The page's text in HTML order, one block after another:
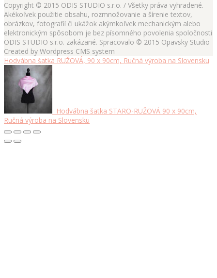
Copyright © 2015 ODIS STUDIO s.r.o. / Všetky práva vyhradené.
Akékoľvek použitie obsahu, rozmnožovanie a šírenie textov,
obrázkov, fotografií či ukážok akýmkoľvek mechanickým alebo
elektronickým spôsobom je bez písomného povolenia spoločnosti
ODIS STUDIO s.r.o. zakázané. Spracovalo © 2015 Opavsky Studio
Created by Wordpress CMS system
Hodvábna šatka RUŽOVÁ, 90 x 90cm, Ručná výroba na Slovensku
Hodvábna šatka STARO-RUŽOVÁ 90 x 90cm,
Ručná výroba na Slovensku